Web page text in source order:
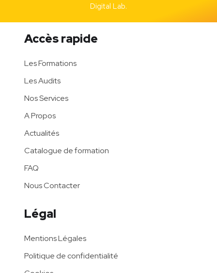
Digital Lab.
Accès rapide
Les Formations
Les Audits
Nos Services
A Propos
Actualités
Catalogue de formation
FAQ
Nous Contacter
Légal
Mentions Légales
Politique de confidentialité